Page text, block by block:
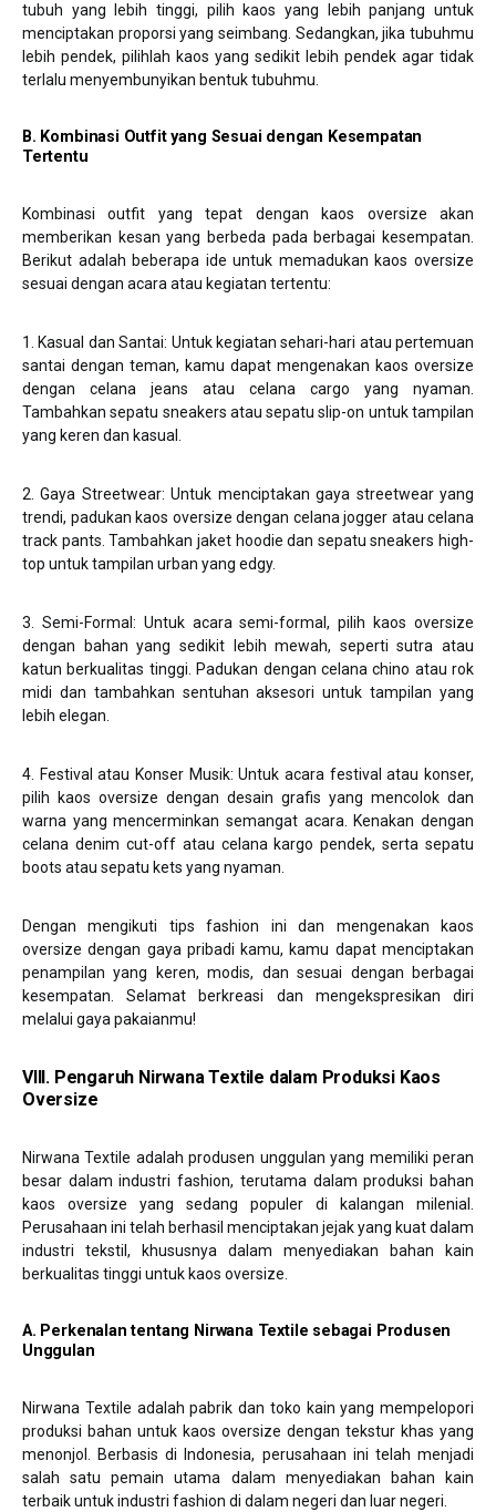
tubuh yang lebih tinggi, pilih kaos yang lebih panjang untuk
menciptakan proporsi yang seimbang. Sedangkan, jika tubuhmu
lebih pendek, pilihlah kaos yang sedikit lebih pendek agar tidak
terlalu menyembunyikan bentuk tubuhmu.
B. Kombinasi Outfit yang Sesuai dengan Kesempatan
Tertentu
Kombinasi outfit yang tepat dengan kaos oversize akan
memberikan kesan yang berbeda pada berbagai kesempatan.
Berikut adalah beberapa ide untuk memadukan kaos oversize
sesuai dengan acara atau kegiatan tertentu:
1. Kasual dan Santai: Untuk kegiatan sehari-hari atau pertemuan
santai dengan teman, kamu dapat mengenakan kaos oversize
dengan celana jeans atau celana cargo yang nyaman.
Tambahkan sepatu sneakers atau sepatu slip-on untuk tampilan
yang keren dan kasual.
2. Gaya Streetwear: Untuk menciptakan gaya streetwear yang
trendi, padukan kaos oversize dengan celana jogger atau celana
track pants. Tambahkan jaket hoodie dan sepatu sneakers high-
top untuk tampilan urban yang edgy.
3. Semi-Formal: Untuk acara semi-formal, pilih kaos oversize
dengan bahan yang sedikit lebih mewah, seperti sutra atau
katun berkualitas tinggi. Padukan dengan celana chino atau rok
midi dan tambahkan sentuhan aksesori untuk tampilan yang
lebih elegan.
4. Festival atau Konser Musik: Untuk acara festival atau konser,
pilih kaos oversize dengan desain grafis yang mencolok dan
warna yang mencerminkan semangat acara. Kenakan dengan
celana denim cut-off atau celana kargo pendek, serta sepatu
boots atau sepatu kets yang nyaman.
Dengan mengikuti tips fashion ini dan mengenakan kaos
oversize dengan gaya pribadi kamu, kamu dapat menciptakan
penampilan yang keren, modis, dan sesuai dengan berbagai
kesempatan. Selamat berkreasi dan mengekspresikan diri
melalui gaya pakaianmu!
VIII. Pengaruh Nirwana Textile dalam Produksi Kaos
Oversize
Nirwana Textile adalah produsen unggulan yang memiliki peran
besar dalam industri fashion, terutama dalam produksi bahan
kaos oversize yang sedang populer di kalangan milenial.
Perusahaan ini telah berhasil menciptakan jejak yang kuat dalam
industri tekstil, khususnya dalam menyediakan bahan kain
berkualitas tinggi untuk kaos oversize.
A. Perkenalan tentang Nirwana Textile sebagai Produsen
Unggulan
Nirwana Textile adalah pabrik dan toko kain yang mempelopori
produksi bahan untuk kaos oversize dengan tekstur khas yang
menonjol. Berbasis di Indonesia, perusahaan ini telah menjadi
salah satu pemain utama dalam menyediakan bahan kain
terbaik untuk industri fashion di dalam negeri dan luar negeri.